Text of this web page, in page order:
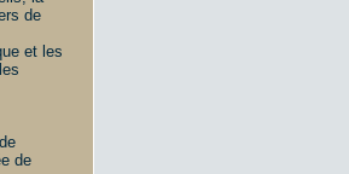
de
et les
de